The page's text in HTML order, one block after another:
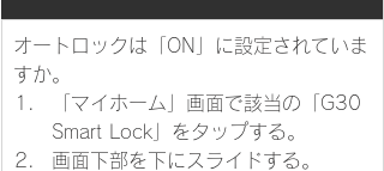
オートロックは「ON」に設定されていま
すか。
「マイホーム」画面で該当の「G30
Smart Lock」をタップする。
画面下部を下にスライドする。